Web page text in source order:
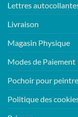
Lettres
Livraison
Magasin Physique
Modes de Paiement
Pochoir pour
Politique des